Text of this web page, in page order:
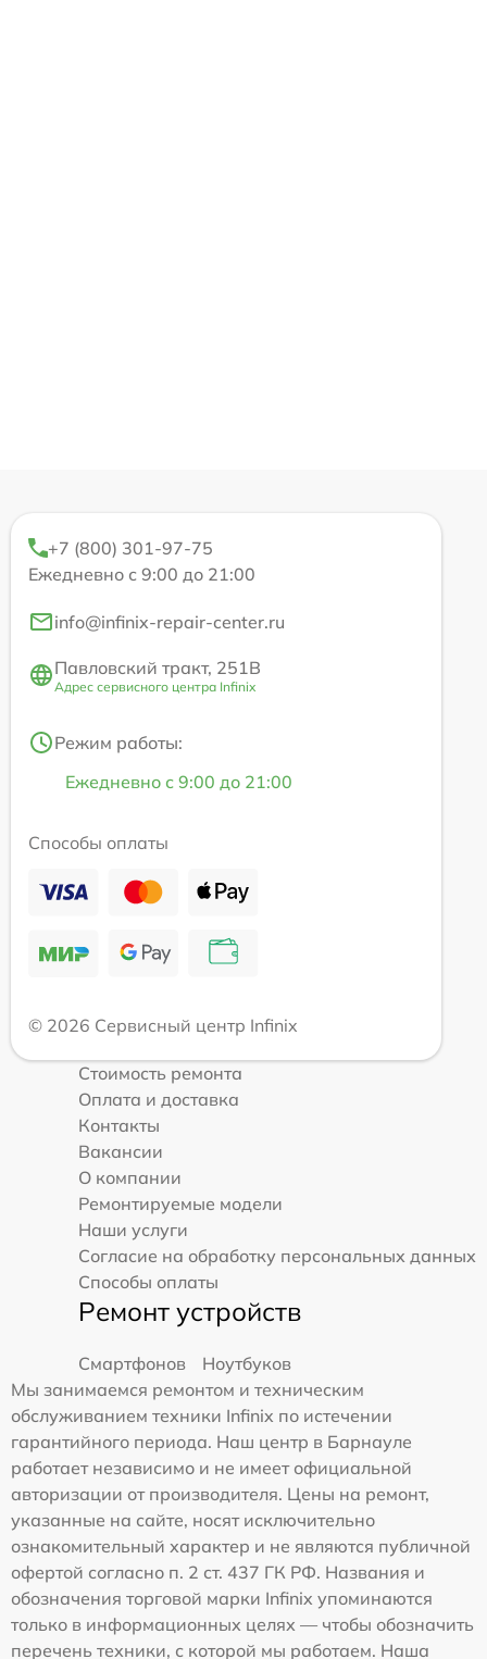
+7 (800) 301-97-75
Ежедневно с 9:00 до 21:00
info@infinix-repair-center.ru
Павловский тракт, 251В
Адрес сервисного центра Infinix
Режим работы:
Ежедневно с 9:00 до 21:00
Способы оплаты
© 2026 Сервисный центр Infinix
Стоимость ремонта
Оплата и доставка
Контакты
Вакансии
О компании
Ремонтируемые модели
Наши услуги
Согласие на обработку персональных данных
Способы оплаты
Ремонт устройств
Смартфонов
Ноутбуков
Мы занимаемся ремонтом и техническим
обслуживанием техники Infinix по истечении
гарантийного периода. Наш центр в Барнауле
работает независимо и не имеет официальной
авторизации от производителя. Цены на ремонт,
указанные на сайте, носят исключительно
ознакомительный характер и не являются публичной
офертой согласно п. 2 ст. 437 ГК РФ. Названия и
обозначения торговой марки Infinix упоминаются
только в информационных целях — чтобы обозначить
перечень техники, с которой мы работаем. Наша